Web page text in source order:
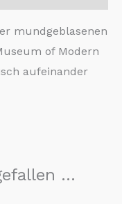
mundgeblasenen
of Modern
aufeinander
…